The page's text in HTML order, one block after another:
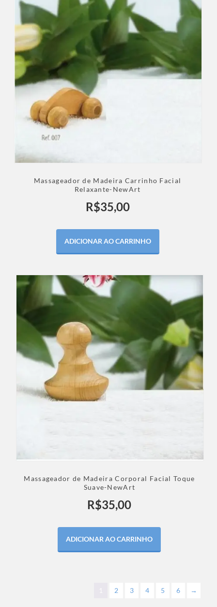
Massageador de Madeira Carrinho Facial
Relaxante-NewArt
R$35,00
ADICIONAR AO CARRINHO
Massageador de Madeira Corporal Facial Toque
Suave-NewArt
R$35,00
ADICIONAR AO CARRINHO
1 2 3 4 5 6 →